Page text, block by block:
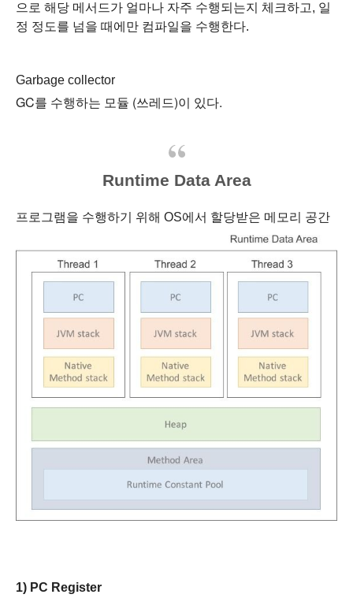
으로 해당 메서드가 얼마나 자주 수행되는지 체크하고, 일
정 정도를 넘을 때에만 컴파일을 수행한다.
Garbage collector
GC를 수행하는 모듈 (쓰레드)이 있다.
Runtime Data Area
프로그램을 수행하기 위해 OS에서 할당받은 메모리 공간
1) PC Register